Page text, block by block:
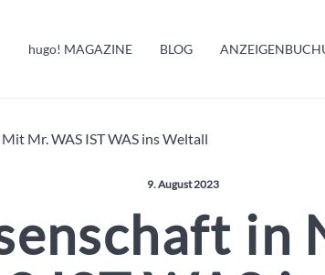
hugo! MAGAZINE BLOG
Mr. WAS IST WAS ins Weltall
Veröffentlicht am:
9. August 2023
in